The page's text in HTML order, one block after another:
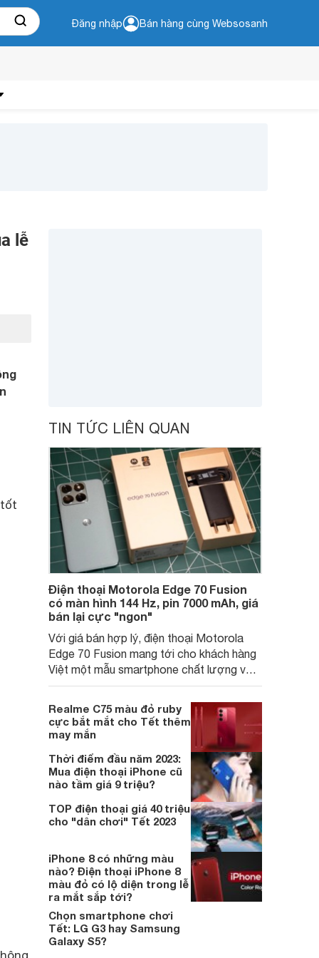
Đăng nhập Bán hàng cùng Websosanh
lễ
TIN TỨC LIÊN QUAN
Điện thoại Motorola Edge 70 Fusion
có màn hình 144 Hz, pin 7000 mAh, giá
bán lại cực "ngon"
Với giá bán hợp lý, điện thoại Motorola
Edge 70 Fusion mang tới cho khách hàng
Việt một mẫu smartphone chất lượng với
những trang bị hiện đại hàng đầu trong
Realme C75 màu đỏ ruby
cực bắt mắt cho Tết thêm
may mắn
Thời điểm đầu năm 2023:
Mua điện thoại iPhone cũ
nào tầm giá 9 triệu?
TOP điện thoại giá 40 triệu
cho "dân chơi" Tết 2023
iPhone 8 có những màu
nào? Điện thoại iPhone 8
màu đỏ có lộ diện trong lễ
ra mắt sắp tới?
Chọn smartphone chơi
Tết: LG G3 hay Samsung
Galaxy S5?